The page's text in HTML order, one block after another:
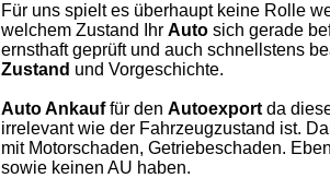
Für uns spielt es überhaupt keine Rolle
welchem Zustand Ihr Auto sich gerade
ernsthaft geprüft und auch schnellstens
Zustand und Vorgeschichte.
Auto Ankauffür den Autoexport da
irrelevant wie der Fahrzeugzustand ist.
mit Motorschaden, Getriebeschaden.
sowie keinen AU haben.